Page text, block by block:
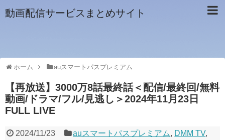
動画配信サービスまとめサイト
ホーム auスマートパスプレミアム
【再放送】3000万8話最終話＜配信/最終回/無料
動画/ドラマ/フル/見逃し＞2024年11月23日
FULL LIVE
2024/11/23 auスマートパスプレミアム, DMM TV,